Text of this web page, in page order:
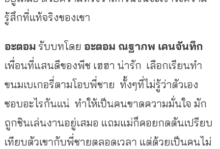
รู้สึกที่แท้จริงของเขา
อะตอม รับบทโดย อะตอม ณฐาภพ เคนจันทึก
เพื่อนที่แสนดีของพีช เฮฮา น่ารัก เลือกเรียนทำ
ขนมเบเกอรี่ตามโอบพี่ชาย ทั้งๆที่ไม่รู้ว่าตัวเอง
ชอบอะไรกันแน่ ทำให้เป็นคนขาดความมั่นใจ มัก
ถูกชินเล่นงานอยู่เสมอ แถมแม่ก็คอยกดดันเปรียบ
เทียบตัวเขากับพี่ชายตลอดเวลา แต่ด้วยเป็นคนไม่